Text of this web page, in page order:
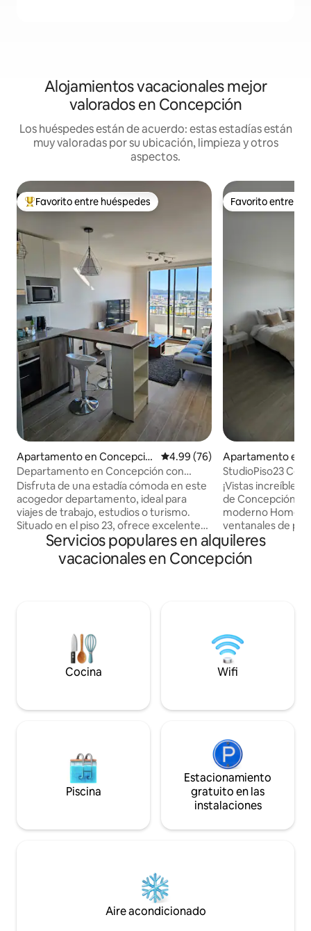
Alojamientos vacacionales mejor
valorados en Concepción
Los huéspedes están de acuerdo: estas estadías están
muy valoradas por su ubicación, limpieza y otros
aspectos.
Favorito entre huéspedes preferido
Favorito entre huéspedes
Apartamento en Concepció
n
Calificación promedio: 4.99 de
4.99 (76)
Departamento en Concepción con
Estacionamiento
Disfruta de una estadía cómoda en este
acogedor departamento, ideal para
viajes de trabajo, estudios o turismo.
Situado en el piso 23, ofrece excelente
iluminación natural con sol de tarde y
una vista privilegiada de la ciudad. El
espacio Cuenta con: ✔️1 dormitorio
✔️Comercio y restaurantes. Ideal para
viajeros, profesionales o parejas que
buscan comodidad y tranquilidad.
Favorito entre
Favorito entre
Apartamento en
n
StudioPiso23
Vista+Todo a
¡Vistas increíbles
de Concepción!
moderno Home
ventanales de
panorámica
y toda la ciudad.
minimalista y
jabón). A pasos
(Copec/Mc). Tu
mejor vista te
Servicios populares en alquileres
vacacionales en Concepción
Cocina Wifi
Piscina
Estacionamiento
gratuito en las
instalaciones
Aire acondicionado